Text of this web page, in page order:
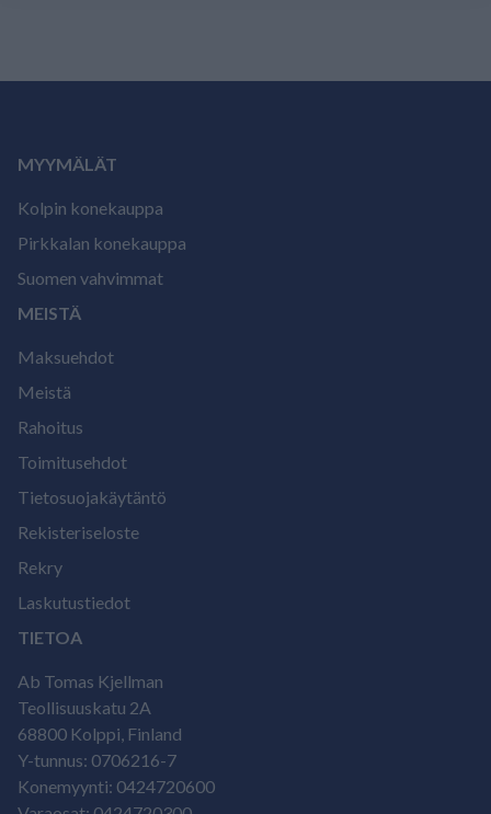
MYYMÄLÄT
Kolpin konekauppa
Pirkkalan konekauppa
Suomen vahvimmat
MEISTÄ
Maksuehdot
Meistä
Rahoitus
Toimitusehdot
Tietosuojakäytäntö
Rekisteriseloste
Rekry
Laskutustiedot
TIETOA
Ab Tomas Kjellman
Teollisuuskatu 2A
68800 Kolppi, Finland
Y-tunnus: 0706216-7
Konemyynti: 0424720600